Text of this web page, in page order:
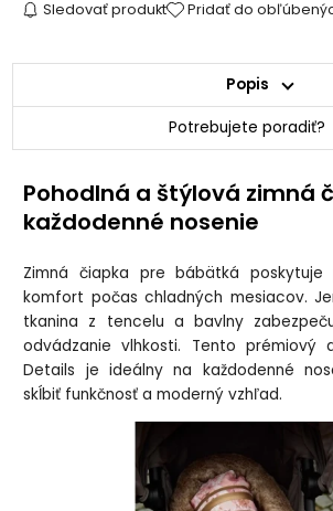
Sledovať produkt Pridať do
Popis
Potrebujete poradiť?
Pohodlná a štýlová zimná
každodenné nosenie
Zimná čiapka pre bábätká
komfort počas chladných mesiacov.
tkanina z tencelu a bavlny
odvádzanie vlhkosti. Tento prémiový
Details je ideálny na každodenné
skĺbiť funkčnosť a moderný vzhľad.